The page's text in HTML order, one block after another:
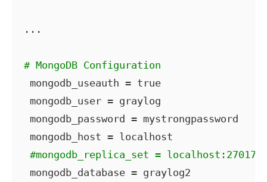
...
# MongoDB Configuration
mongodb_useauth = true
mongodb_user = graylog
mongodb_password = mystrongpassword
mongodb_host = localhost
#mongodb_replica_set =
mongodb_database = graylog2